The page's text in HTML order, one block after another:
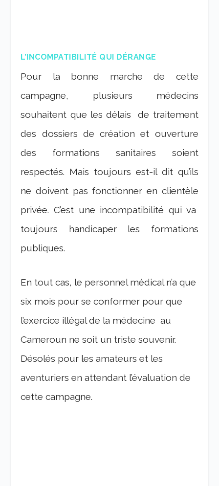
L’INCOMPATIBILITÉ QUI DÉRANGE
Pour la bonne marche de cette
campagne, plusieurs médecins
souhaitent que les délais de traitement
des dossiers de création et ouverture
des formations sanitaires soient
respectés. Mais toujours est-il dit qu’ils
ne doivent pas fonctionner en clientèle
privée. C’est une incompatibilité qui va
toujours handicaper les formations
publiques.
En tout cas, le personnel médical n’a que
six mois pour se conformer pour que
l’exercice illégal de la médecine au
Cameroun ne soit un triste souvenir.
Désolés pour les amateurs et les
aventuriers en attendant l’évaluation de
cette campagne.